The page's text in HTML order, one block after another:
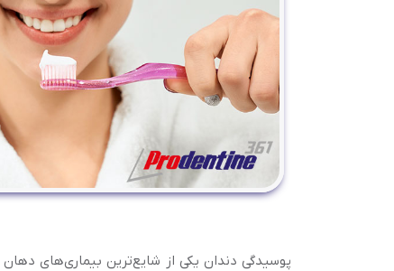
پوسیدگی دندان یکی از شایع‌ترین بیماری‌های